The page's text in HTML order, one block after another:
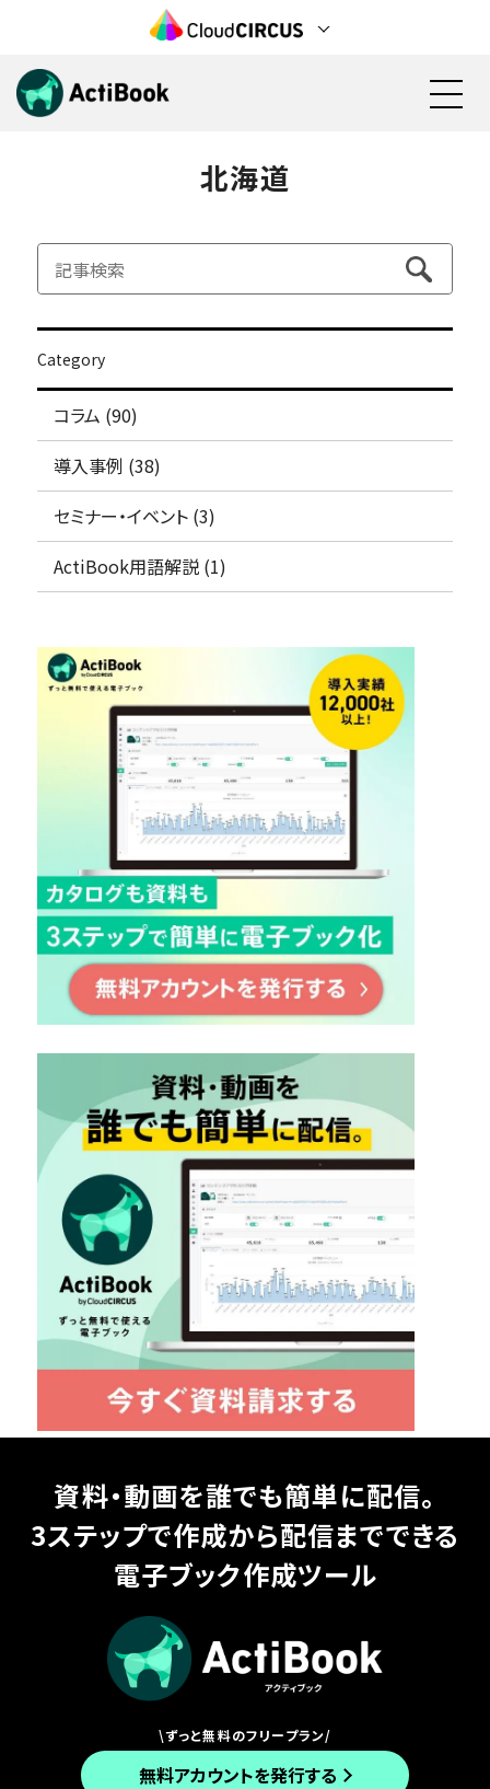
機能
活用方法
検討状況の見える化(営業活動)
見込み顧客の育成(マーケティング)
電子カタログ/Web社内報
資料の一元管理
仕様・料金をチェック！
導入事例
カタログ資料
フリープラン
コラム・セミナー
北海道
Category
コラム (90)
導入事例 (38)
セミナー・イベント (3)
ActiBook用語解説 (1)
資料・動画を誰でも簡単に配信。
3ステップで作成から配信までできる
電子ブック作成ツール
\ずっと無料のフリープラン/
無料アカウントを発行する